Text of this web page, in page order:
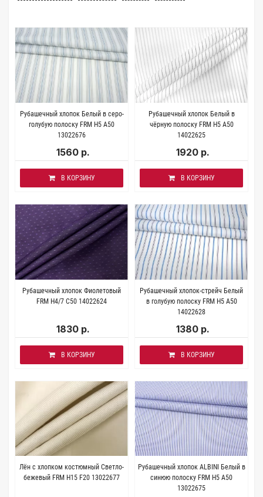
Рубашечный хлопок Белый в серо-
голубую полоску FRM H5 A50
13022676
1560 р.
В КОРЗИНУ
Рубашечный хлопок Белый в
чёрную полоску FRM H5 A50
14022625
1920 р.
В КОРЗИНУ
Рубашечный хлопок Фиолетовый
FRM H4/7 C50 14022624
1830 р.
В КОРЗИНУ
Рубашечный хлопок-стрейч Белый
в голубую полоску FRM H5 A50
14022628
1380 р.
В КОРЗИНУ
Лён с хлопком костюмный Светло-
бежевый FRM H15 F20 13022677
Рубашечный хлопок ALBINI Белый в
синюю полоску FRM H5 A50
13022675